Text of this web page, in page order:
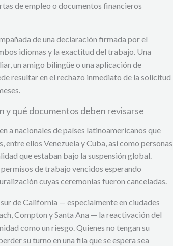
de empleo o documentos financieros
de una declaración firmada por el
idiomas y la exactitud del trabajo. Una
un amigo bilingüe o una aplicación de
resultar en el rechazo inmediato de la solicitud
y qué documentos deben revisarse
a nacionales de países latinoamericanos que
ellos Venezuela y Cuba, así como personas
que estaban bajo la suspensión global.
de trabajo vencidos esperando
cuyas ceremonias fueron canceladas.
de California — especialmente en ciudades
Compton y Santa Ana — la reactivación del
como un riesgo. Quienes no tengan su
su turno en una fila que se espera sea